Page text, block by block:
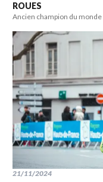
ROUES
Ancien champion du
21/11/2024